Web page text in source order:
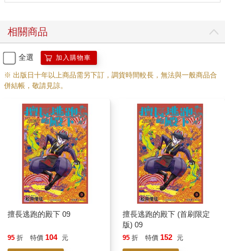
相關商品
全選 加入購物車
※ 出版日十年以上商品需另下訂，調貨時間較長，無法與一般商品合
併結帳，敬請見諒。
擅長逃跑的殿下 09
95 折 特價 104 元
擅長逃跑的殿下 (首刷限定
版) 09
95 折 特價 152 元